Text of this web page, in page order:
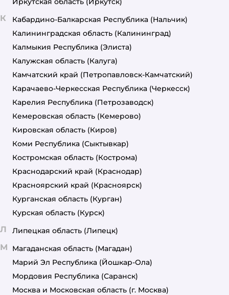
К Кабардино-Балкарская Республика (Нальчик)
Калининградская область (Калининград)
Калмыкия Республика (Элиста)
Калужская область (Калуга)
Камчатский край (Петропавловск-Камчатский)
Карачаево-Черкесская Республика (Черкесск)
Карелия Республика (Петрозаводск)
Кемеровская область (Кемерово)
Кировская область (Киров)
Коми Республика (Сыктывкар)
Костромская область (Кострома)
Краснодарский край (Краснодар)
Красноярский край (Красноярск)
Курганская область (Курган)
Курская область (Курск)
Л Липецкая область (Липецк)
М Магаданская область (Магадан)
Марий Эл Республика (Йошкар-Ола)
Мордовия Республика (Саранск)
Москва и Московская область (г. Москва)